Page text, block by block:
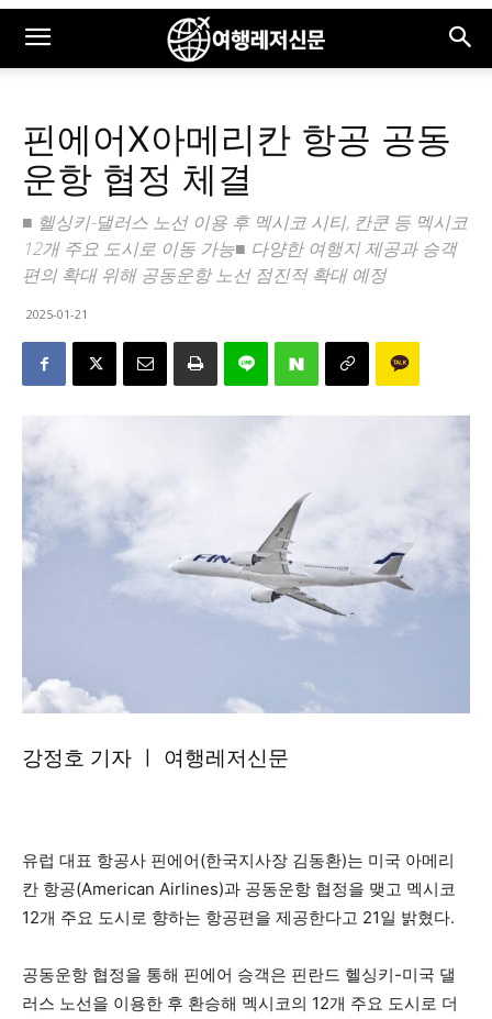
핀에어X아메리칸 항공 공동
운항 협정 체결
■ 헬싱키-댈러스 노선 이용 후 멕시코 시티, 칸쿤 등 멕시코
12개 주요 도시로 이동 가능■ 다양한 여행지 제공과 승객
편의 확대 위해 공동운항 노선 점진적 확대 예정
2025-01-21
강정호 기자 ㅣ 여행레저신문
유럽 대표 항공사 핀에어(한국지사장 김동환)는 미국 아메리
칸 항공(American Airlines)과 공동운항 협정을 맺고 멕시코
12개 주요 도시로 향하는 항공편을 제공한다고 21일 밝혔다.
공동운항 협정을 통해 핀에어 승객은 핀란드 헬싱키-미국 댈
러스 노선을 이용한 후 환승해 멕시코의 12개 주요 도시로 더